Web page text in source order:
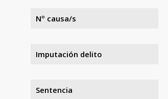
Nº causa/s
Imputación delito
Sentencia